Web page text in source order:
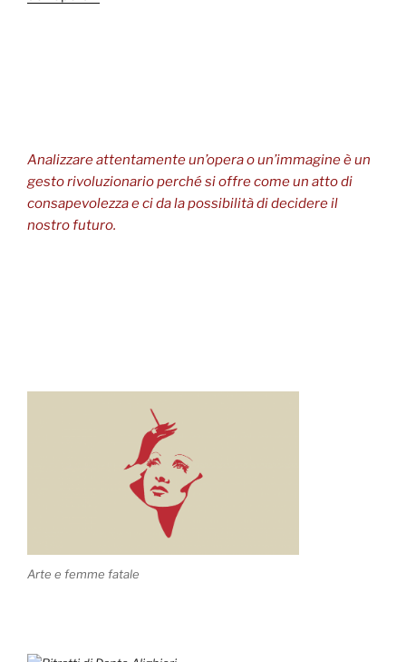
Analizzare attentamente un’opera o un’immagine è un
gesto rivoluzionario perché si offre come un atto di
consapevolezza e ci da la possibilità di decidere il
nostro futuro.
Arte e femme fatale